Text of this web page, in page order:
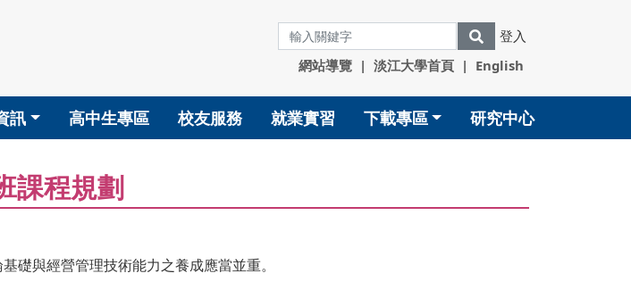
登入
網站導覽 | 淡江大學首頁 | English
訊 高中生專區 校友服務 就業實習 下載專區 研究中心
課程規劃
礎與經營管理技術能力之養成應當並重。